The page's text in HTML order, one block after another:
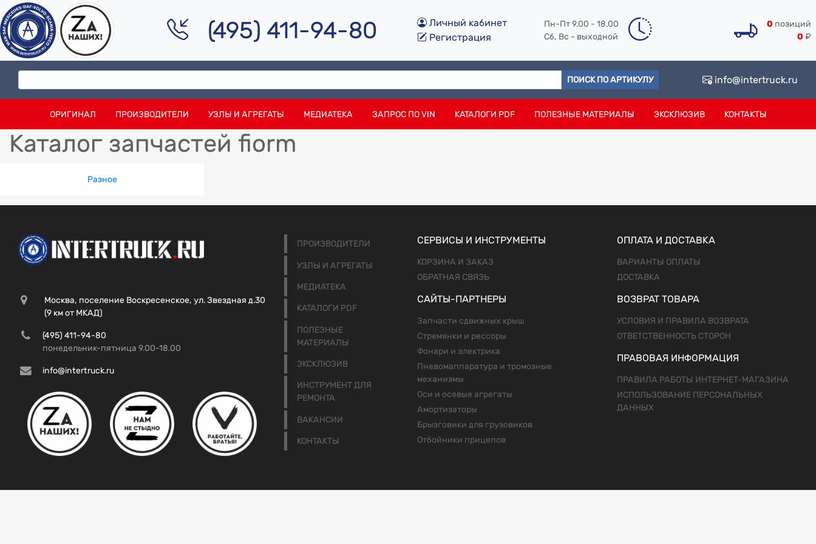
(495) 411-94-80
Личный кабинет
Регистрация
Пн-Пт 9.00 - 18.00
Сб, Вс - выходной
0 позиций
0 ₽
ПОИСК ПО АРТИКУЛУ info@intertruck.ru
ОРИГИНАЛ ПРОИЗВОДИТЕЛИ УЗЛЫ И АГРЕГАТЫ МЕДИАТЕКА ЗАПРОС ПО VIN КАТАЛОГИ PDF ПОЛЕЗНЫЕ МАТЕРИАЛЫ ЭКСКЛЮЗИВ КОНТАКТЫ
Каталог запчастей fiorm
Разное
Москва, поселение Воскресенское, ул. Звездная д.30
(9 км от МКАД)
(495) 411-94-80
понедельник-пятница 9.00-18.00
info@intertruck.ru
ПРОИЗВОДИТЕЛИ
УЗЛЫ И АГРЕГАТЫ
МЕДИАТЕКА
КАТАЛОГИ PDF
ПОЛЕЗНЫЕ
МАТЕРИАЛЫ
ЭКСКЛЮЗИВ
ИНСТРУМЕНТ ДЛЯ
РЕМОНТА
ВАКАНСИИ
КОНТАКТЫ
СЕРВИСЫ И ИНСТРУМЕНТЫ
КОРЗИНА И ЗАКАЗ
ОБРАТНАЯ СВЯЗЬ
САЙТЫ-ПАРТНЕРЫ
Запчасти сдвижных крыш
Стремянки и рессоры
Фонари и электрика
Пневомаппаратура и тромозные
механизмы
Оси и осевые агрегаты
Амортизаторы
Брызговики для грузовиков
Отбойники прицепов
ОПЛАТА И ДОСТАВКА
ВАРИАНТЫ ОПЛАТЫ
ДОСТАВКА
ВОЗВРАТ ТОВАРА
УСЛОВИЯ И ПРАВИЛА ВОЗВРАТА
ОТВЕТСТВЕННОСТЬ СТОРОН
ПРАВОВАЯ ИНФОРМАЦИЯ
ПРАВИЛА РАБОТЫ ИНТЕРНЕТ-МАГАЗИНА
ИСПОЛЬЗОВАНИЕ ПЕРСОНАЛЬНЫХ
ДАННЫХ